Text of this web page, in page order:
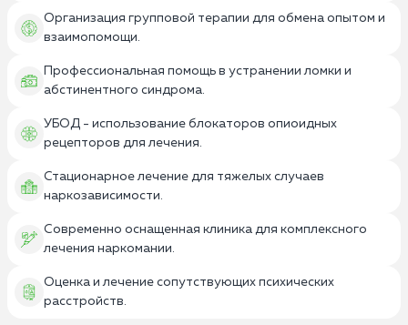
Организация групповой терапии для обмена опытом и
взаимопомощи.
Профессиональная помощь в устранении ломки и
абстинентного синдрома.
УБОД - использование блокаторов опиоидных
рецепторов для лечения.
Стационарное лечение для тяжелых случаев
наркозависимости.
Современно оснащенная клиника для комплексного
лечения наркомании.
Оценка и лечение сопутствующих психических
расстройств.